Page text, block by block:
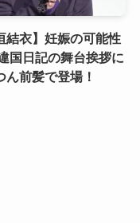
結衣】妊娠の可能性
国日記の舞台挨拶に
ん前髪で登場！